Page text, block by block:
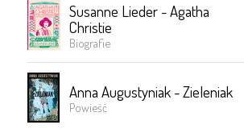
Susanne Lieder - Agatha
Christie
Biografie
Anna Augustyniak - Zieleniak
Powieść